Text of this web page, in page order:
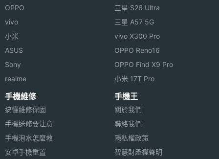
OPPO
vivo
小米
ASUS
Sony
realme
三星 S26 Ultra
三星 A57 5G
vivo X300 Pro
OPPO Reno16
OPPO Find X9 Pro
小米 17T Pro
手機維修
搞懂維修保固
手機送修要注意
手機泡水怎麼救
安卓手機重置
手機王
關於我們
聯絡我們
隱私權政策
智慧財產權聲明